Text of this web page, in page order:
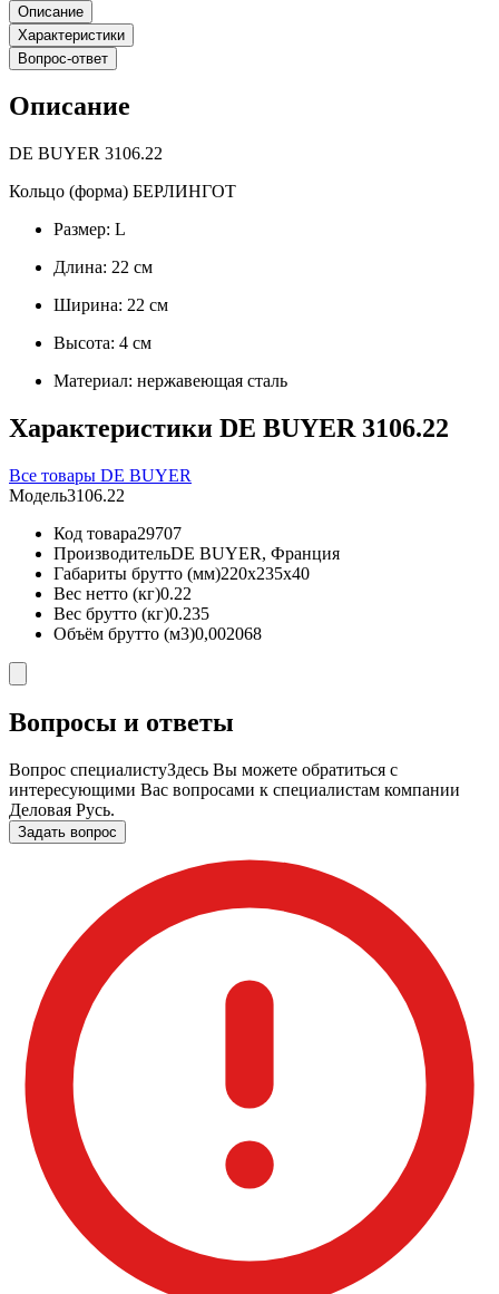
Описание
Характеристики
Вопрос-ответ
Описание
DE BUYER 3106.22
Кольцо (форма) БЕРЛИНГОТ
Размер: L
Длина: 22 см
Ширина: 22 см
Высота: 4 см
Материал: нержавеющая сталь
Характеристики DE BUYER 3106.22
Все товары DE BUYER
Модель3106.22
Код товара29707
ПроизводительDE BUYER, Франция
Габариты брутто (мм)220x235x40
Вес нетто (кг)0.22
Вес брутто (кг)0.235
Объём брутто (м3)0,002068
Вопросы и ответы
Вопрос специалистуЗдесь Вы можете обратиться с
интересующими Вас вопросами к специалистам компании
Деловая Русь.
Задать вопрос